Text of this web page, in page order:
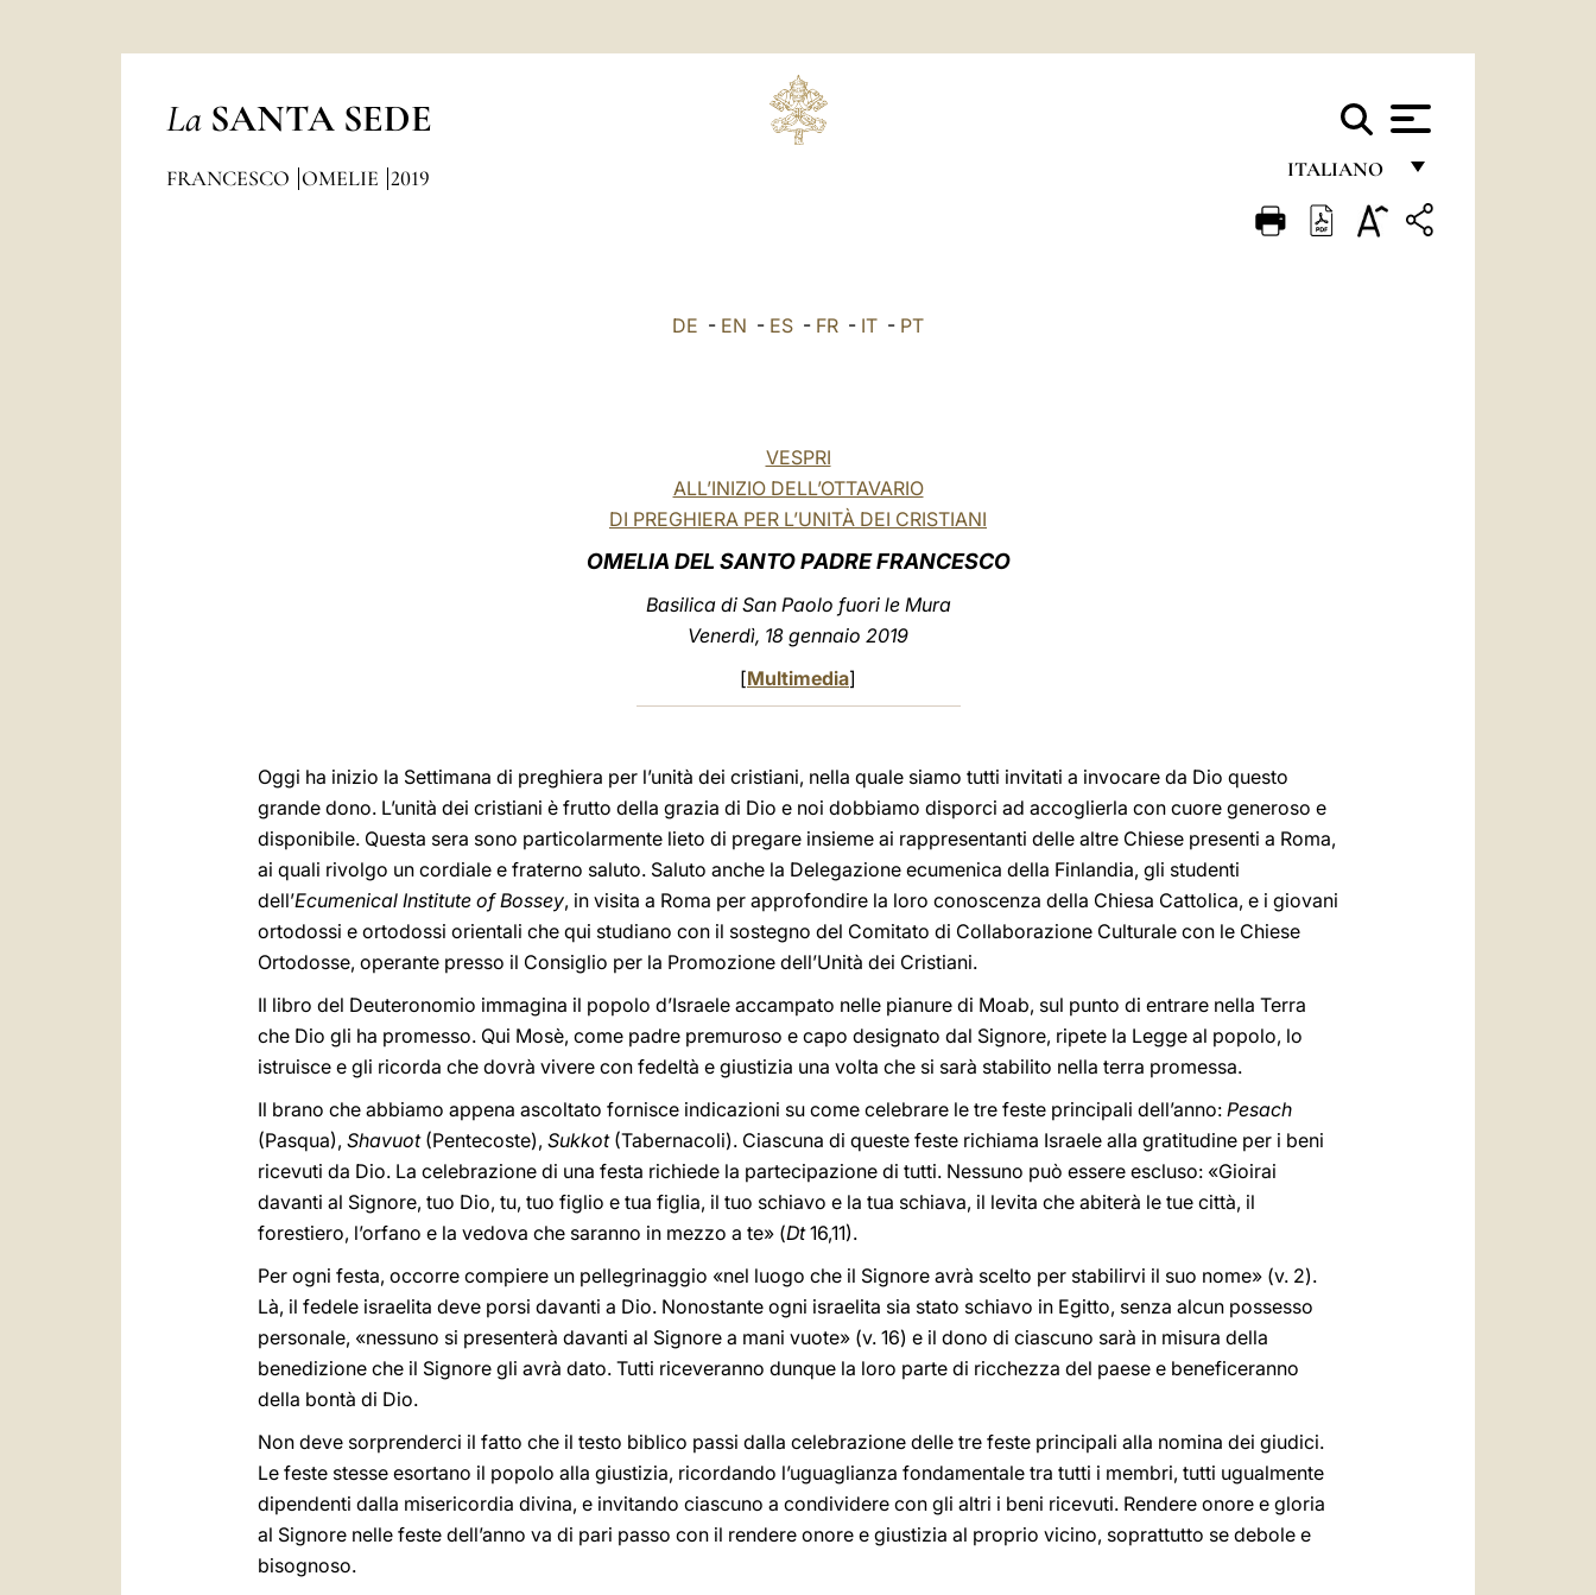
La SANTA SEDE
ITALIANO
FRANÇAIS
FRANCESCO OMELIE 2019
DE - EN - ES - FR - IT - PT
VESPRI
ALL’INIZIO DELL’OTTAVARIO
DI PREGHIERA PER L’UNITÀ DEI CRISTIANI
OMELIA DEL SANTO PADRE FRANCESCO
Basilica di San Paolo fuori le Mura
Venerdì, 18 gennaio 2019
[Multimedia]
Oggi ha inizio la Settimana di preghiera per l’unità dei cristiani, nella quale siamo tutti invitati a invocare da Dio questo
grande dono. L’unità dei cristiani è frutto della grazia di Dio e noi dobbiamo disporci ad accoglierla con cuore generoso e
disponibile. Questa sera sono particolarmente lieto di pregare insieme ai rappresentanti delle altre Chiese presenti a Roma,
ai quali rivolgo un cordiale e fraterno saluto. Saluto anche la Delegazione ecumenica della Finlandia, gli studenti
dell’Ecumenical Institute of Bossey, in visita a Roma per approfondire la loro conoscenza della Chiesa Cattolica, e i giovani
ortodossi e ortodossi orientali che qui studiano con il sostegno del Comitato di Collaborazione Culturale con le Chiese
Ortodosse, operante presso il Consiglio per la Promozione dell’Unità dei Cristiani.
Il libro del Deuteronomio immagina il popolo d’Israele accampato nelle pianure di Moab, sul punto di entrare nella Terra
che Dio gli ha promesso. Qui Mosè, come padre premuroso e capo designato dal Signore, ripete la Legge al popolo, lo
istruisce e gli ricorda che dovrà vivere con fedeltà e giustizia una volta che si sarà stabilito nella terra promessa.
Il brano che abbiamo appena ascoltato fornisce indicazioni su come celebrare le tre feste principali dell’anno: Pesach
(Pasqua), Shavuot(Pentecoste), Sukkot(Tabernacoli). Ciascuna di queste feste richiama Israele alla gratitudine per i beni
ricevuti da Dio. La celebrazione di una festa richiede la partecipazione di tutti. Nessuno può essere escluso: «Gioirai
davanti al Signore, tuo Dio, tu, tuo figlio e tua figlia, il tuo schiavo e la tua schiava, il levita che abiterà le tue città, il
forestiero, l’orfano e la vedova che saranno in mezzo a te» (Dt16,11).
Per ogni festa, occorre compiere un pellegrinaggio «nel luogo che il Signore avrà scelto per stabilirvi il suo nome» (v. 2).
Là, il fedele israelita deve porsi davanti a Dio. Nonostante ogni israelita sia stato schiavo in Egitto, senza alcun possesso
personale, «nessuno si presenterà davanti al Signore a mani vuote» (v. 16) e il dono di ciascuno sarà in misura della
benedizione che il Signore gli avrà dato. Tutti riceveranno dunque la loro parte di ricchezza del paese e beneficeranno
della bontà di Dio.
Non deve sorprenderci il fatto che il testo biblico passi dalla celebrazione delle tre feste principali alla nomina dei giudici.
Le feste stesse esortano il popolo alla giustizia, ricordando l’uguaglianza fondamentale tra tutti i membri, tutti ugualmente
dipendenti dalla misericordia divina, e invitando ciascuno a condividere con gli altri i beni ricevuti. Rendere onore e gloria
al Signore nelle feste dell’anno va di pari passo con il rendere onore e giustizia al proprio vicino, soprattutto se debole e
bisognoso.